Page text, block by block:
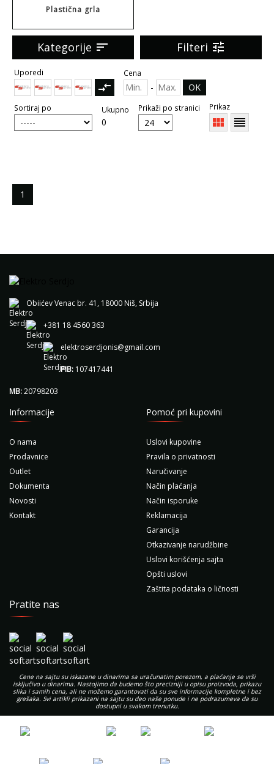
Plastična grla
Kategorije sort Filteri tune
Uporedi
compare_arrows
Cena
- OK
Sortiraj po Ukupno
0
Prikaži po stranici Prikaz
view_module reorder
1
Obiićev Venac br. 41, 18000 Niš, Srbija
+381 18 4560 363
elektroserdjonis@gmail.com
PIB: 107417441
MB:20798203
Informacije
O nama
Prodavnice
Outlet
Dokumenta
Novosti
Kontakt
Pomoć pri kupovini
Uslovi kupovine
Pravila o privatnosti
Naručivanje
Način plaćanja
Način isporuke
Reklamacija
Garancija
Otkazivanje narudžbine
Uslovi korišćenja sajta
Opšti uslovi
Zaštita podataka o ličnosti
Pratite nas
Cene na sajtu su iskazane u dinarima sa uračunatim porezom, a plaćanje se vrši
isključivo u dinarima. Nastojimo da budemo što precizniji u opisu proizvoda, prikazu
slika i samih cena, ali ne možemo garantovati da su sve informacije kompletne i bez
grešaka. Svi artikli prikazani na sajtu su deo naše ponude i ne podrazumeva da su
dostupni u svakom trenutku.